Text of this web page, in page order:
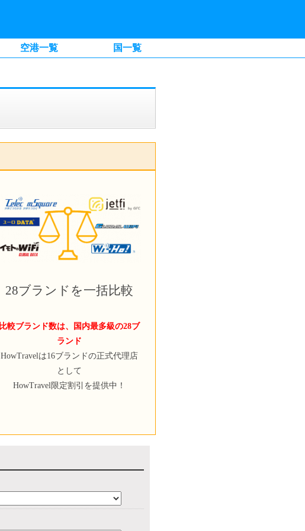
空港一覧 国一覧
28ブランドを一括比較
比較ブランド数は、国内最多級の28ブ
ランド
HowTravelは16ブランドの正式代理店
として
HowTravel限定割引を提供中！